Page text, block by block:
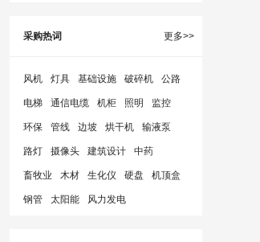
程采购项目公开询比采购公告
采购热词 更多>>
风机 灯具 基础设施 破碎机 公路
电梯 通信电缆 机柜 照明 监控
环保 管线 边坡 烘干机 输液泵
路灯 摄像头 建筑设计 中药
畜牧业 木材 生化仪 硬盘 机顶盒
钢管 太阳能 风力发电